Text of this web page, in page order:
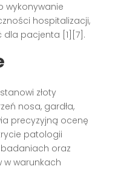
wykonywanie
hospitalizacji,
pacjenta [1][7].
stanowi złoty
nosa, gardła,
precyzyjną ocenę
patologii
oraz
warunkach